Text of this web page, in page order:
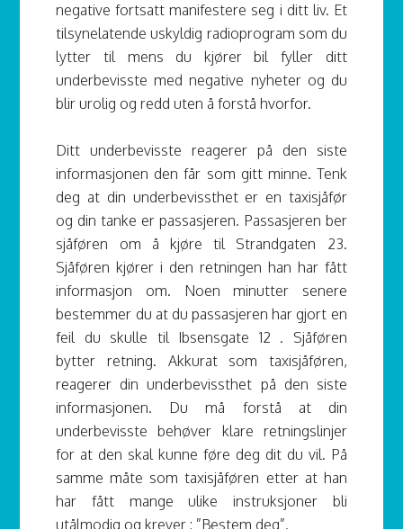
negative fortsatt manifestere seg i ditt liv. Et
tilsynelatende uskyldig radioprogram som du
lytter til mens du kjører bil fyller ditt
underbevisste med negative nyheter og du
blir urolig og redd uten å forstå hvorfor.
Ditt underbevisste reagerer på den siste
informasjonen den får som gitt minne. Tenk
deg at din underbevissthet er en taxisjåfør
og din tanke er passasjeren. Passasjeren ber
sjåføren om å kjøre til Strandgaten 23.
Sjåføren kjører i den retningen han har fått
informasjon om. Noen minutter senere
bestemmer du at du passasjeren har gjort en
feil du skulle til Ibsensgate 12 . Sjåføren
bytter retning. Akkurat som taxisjåføren,
reagerer din underbevissthet på den siste
informasjonen. Du må forstå at din
underbevisste behøver klare retningslinjer
for at den skal kunne føre deg dit du vil. På
samme måte som taxisjåføren etter at han
har fått mange ulike instruksjoner bli
utålmodig og krever : ”Bestem deg”.